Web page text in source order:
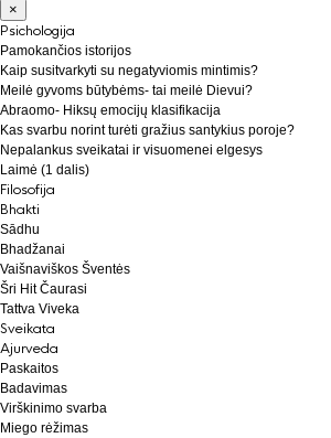
×
Psichologija
Pamokančios istorijos
Kaip susitvarkyti su negatyviomis mintimis?
Meilė gyvoms būtybėms- tai meilė Dievui?
Abraomo- Hiksų emocijų klasifikacija
Kas svarbu norint turėti gražius santykius poroje?
Nepalankus sveikatai ir visuomenei elgesys
Laimė (1 dalis)
Filosofija
Bhakti
Sādhu
Bhadžanai
Vaišnaviškos Šventės
Šri Hit Čaurasi
Tattva Viveka
Sveikata
Ajurveda
Paskaitos
Badavimas
Virškinimo svarba
Miego rėžimas